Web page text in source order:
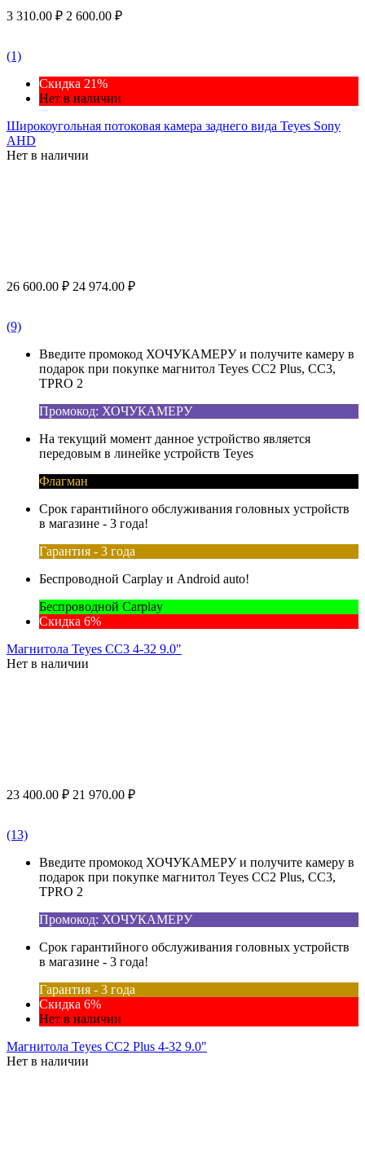
3 310.00 ₽ 2 600.00 ₽
(1)
Скидка 21%
Нет в наличии
Широкоугольная потоковая камера заднего вида Teyes Sony
AHD
Нет в наличии
26 600.00 ₽ 24 974.00 ₽
(9)
Введите промокод ХОЧУКАМЕРУ и получите камеру в
подарок при покупке магнитол Teyes CC2 Plus, CC3,
TPRO 2
Промокод: ХОЧУКАМЕРУ
На текущий момент данное устройство является
передовым в линейке устройств Teyes
Флагман
Срок гарантийного обслуживания головных устройств
в магазине - 3 года!
Гарантия - 3 года
Беспроводной Carplay и Android auto!
Беспроводной Carplay
Скидка 6%
Магнитола Teyes CC3 4-32 9.0"
Нет в наличии
23 400.00 ₽ 21 970.00 ₽
(13)
Введите промокод ХОЧУКАМЕРУ и получите камеру в
подарок при покупке магнитол Teyes CC2 Plus, CC3,
TPRO 2
Промокод: ХОЧУКАМЕРУ
Срок гарантийного обслуживания головных устройств
в магазине - 3 года!
Гарантия - 3 года
Скидка 6%
Нет в наличии
Магнитола Teyes CC2 Plus 4-32 9.0"
Нет в наличии